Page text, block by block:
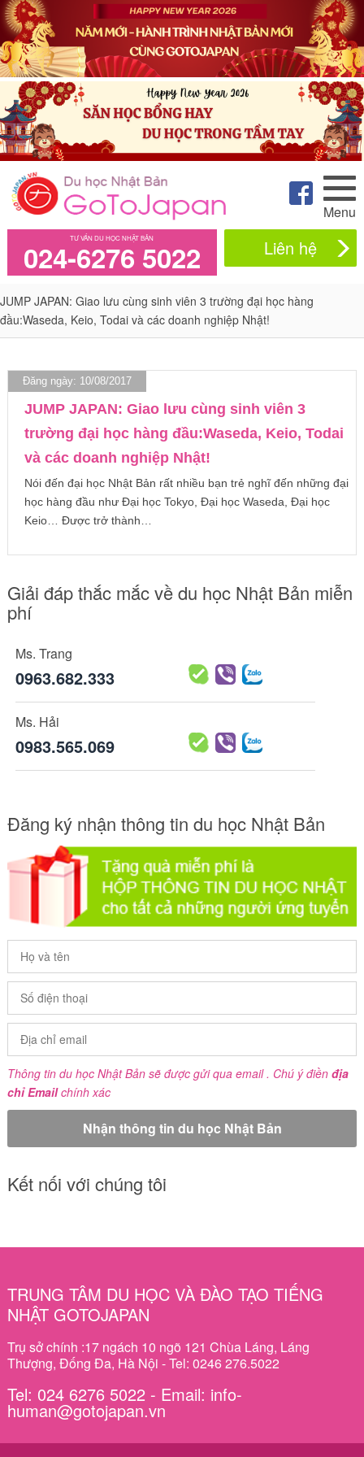
Menu
TƯ VẤN DU HỌC NHẬT BẢN
024-6276 5022 Liên hệ
JUMP JAPAN: Giao lưu cùng sinh viên 3 trường đại học hàng
đầu:Waseda, Keio, Todai và các doanh nghiệp Nhật!
Đăng ngày: 10/08/2017
JUMP JAPAN: Giao lưu cùng sinh viên 3
trường đại học hàng đầu:Waseda, Keio, Todai
và các doanh nghiệp Nhật!
Nói đến đại học Nhật Bản rất nhiều bạn trẻ nghĩ đến những đại
học hàng đầu như Đại học Tokyo, Đại học Waseda, Đại học
Keio… Được trở thành…
Giải đáp thắc mắc về du học Nhật Bản miễn
phí
Ms. Trang
0963.682.333
Ms. Hải
0983.565.069
Đăng ký nhận thông tin du học Nhật Bản
Thông tin du học Nhật Bản sẽ được gửi qua email . Chú ý điền địa
chỉ Emailchính xác
Kết nối với chúng tôi
TRUNG TÂM DU HỌC VÀ ĐÀO TẠO TIẾNG
NHẬT GOTOJAPAN
Trụ sở chính :17 ngách 10 ngõ 121 Chùa Láng, Láng
Thượng, Đống Đa, Hà Nội - Tel: 0246 276.5022
Tel: 024 6276 5022 - Email: info-
human@gotojapan.vn